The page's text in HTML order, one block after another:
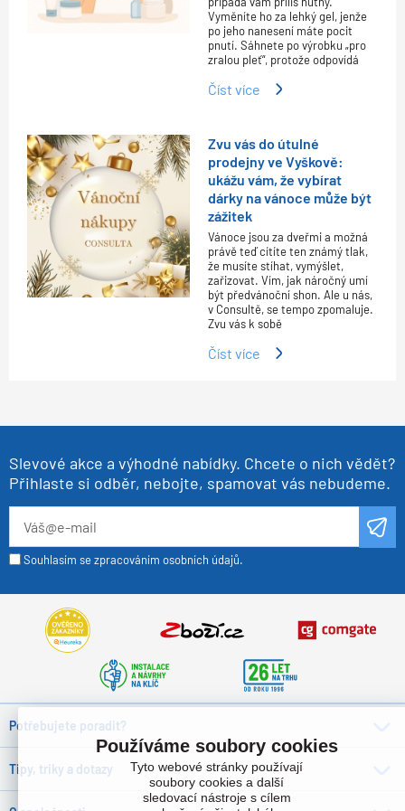
Vyměníte ho za lehký gel, jenže
po jeho nanesení máte pocit
pnutí. Sáhnete po výrobku „pro
zralou pleť“, protože odpovídá
Číst více
Zvu vás do útulné
prodejny ve Vyškově:
ukážu vám, že vybírat
dárky na vánoce může být
zážitek
Vánoce jsou za dveřmi a možná
právě teď cítíte ten známý tlak,
že musíte stíhat, vymýšlet,
zařizovat. Vím, jak náročný umí
být předvánoční shon. Ale u nás,
v Consultě, se tempo zpomaluje.
Zvu vás k sobě
Číst více
Slevové akce a výhodné nabídky. Chcete o nich vědět?
Přihlaste si odběr, nebojte, spamovat vás nebudeme.
Souhlasím se zpracováním osobních údajů.
Potřebujete poradit?
Tipy, triky a dotazy
Používáme soubory cookies
Tyto webové stránky používají
soubory cookies a další
sledovací nástroje s cílem